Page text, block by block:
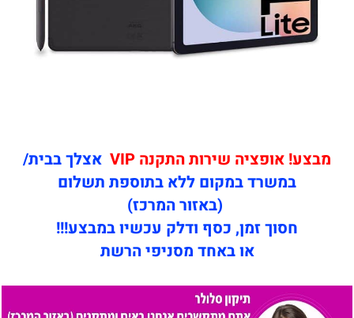
מבצע! אופציה שירות התקנה VIP
אצלך בבית/
במשרד במקום ללא בתוספת תשלום
(באזור המרכז)
חסוך זמן, כסף ודלק עכשיו במבצע!!!
או באחד מסניפי הרשת